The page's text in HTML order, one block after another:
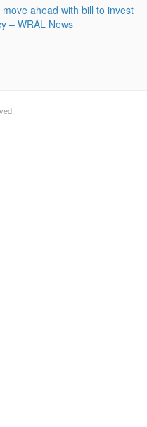
ahead with bill to invest
– WRAL News